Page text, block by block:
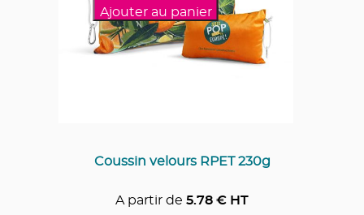
Ajouter au panier
Coussin velours RPET 230g
A partir de 5.78 € HT